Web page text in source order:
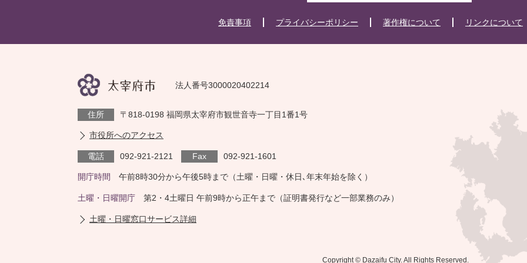
免責事項 プライバシーポリシー 著作権について リンクについて
法人番号3000020402214
住所 〒818-0198 福岡県太宰府市観世音寺一丁目1番1号
市役所へのアクセス
電話 092-921-2121 Fax 092-921-1601
開庁時間 午前8時30分から午後5時まで（土曜・日曜・休日､年末年始を除く）
土曜・日曜開庁 第2・4土曜日 午前9時から正午まで（証明書発行など一部業務のみ）
土曜・日曜窓口サービス詳細
Copyright © Dazaifu City. All Rights Reserved.